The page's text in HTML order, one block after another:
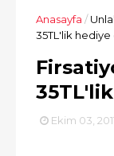
Anasayfa /
35TL'lik
Ekim 03,